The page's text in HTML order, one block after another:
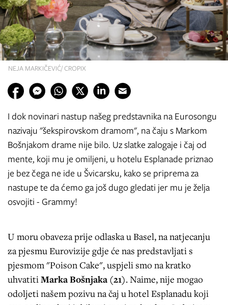
NEJA MARKIČEVIĆ/ CROPIX
I dok novinari nastup našeg predstavnika na Eurosongu
nazivaju "šekspirovskom dramom", na čaju s Markom
Bošnjakom drame nije bilo. Uz slatke zalogaje i čaj od
mente, koji mu je omiljeni, u hotelu Esplanade priznao
je bez čega ne ide u Švicarsku, kako se priprema za
nastupe te da ćemo ga još dugo gledati jer mu je želja
osvojiti - Grammy!
U moru obaveza prije odlaska u Basel, na natjecanju
za pjesmu Eurovizije gdje će nas predstavljati s
pjesmom "Poison Cake", uspjeli smo na kratko
uhvatitiMarka Bošnjaka (21). Naime, nije mogao
odoljeti našem pozivu na čaj u hotel Esplanadu koji